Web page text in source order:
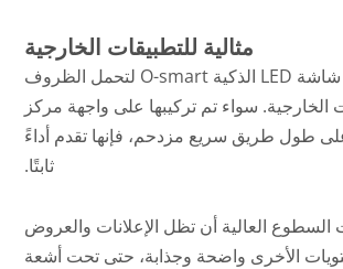
مثالية للتطبيقات الخارجية
تم تصميم شاشة LED الذكية O-smart لتحمل الظروف
الخارجية. سواء تم تركيبها على واجهة مركز
طول طريق سريع مزدحم، فإنها تقدم أداءً
ثابتًا.
العالية أن تظل الإعلانات والعروض
الأخرى واضحة وجذابة، حتى تحت أشعة